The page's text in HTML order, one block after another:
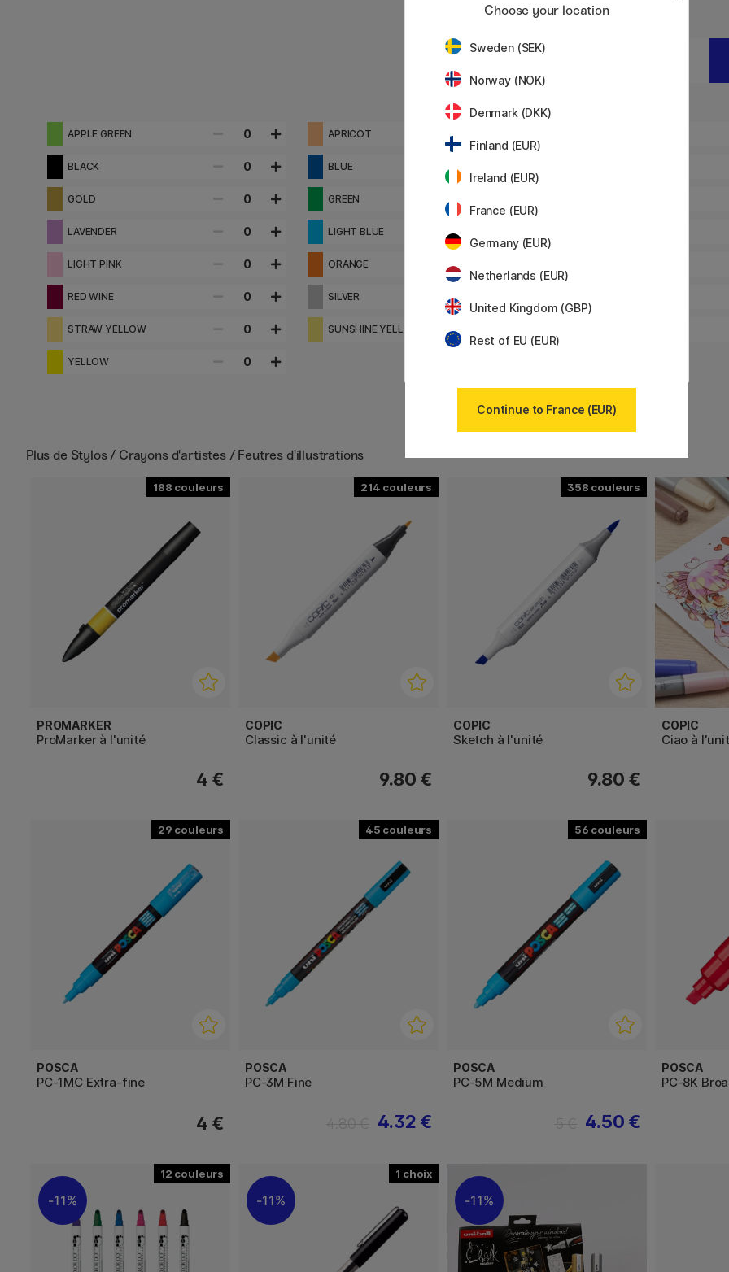
APPLE GREEN 0 APRICOT
BLACK 0 BLUE
GOLD 0 GREEN
LAVENDER 0 LIGHT BLUE
LIGHT PINK 0 ORANGE
RED WINE 0 SILVER
STRAW YELLOW 0 SUNSHINE YELLOW
YELLOW 0
Plus de Stylos / Crayons d'artistes / Feutres d'illustrations
188
PROMARKER
ProMarker à l'unité
4 €
214
COPIC
Classic à l'unité
9.80 €
358
COPIC
Sketch à l'unité
9.80 €
COPIC
Ciao à
29
POSCA
PC-1MC Extra-fine
4 €
45
POSCA
PC-3M Fine
4.32 €
56
POSCA
PC-5M Medium
4.50 €
POSCA
PC-8K
12
11%
1
11% 11%
Choose your location
Sweden (SEK)
Norway (NOK)
Denmark (DKK)
Finland (EUR)
Ireland (EUR)
France (EUR)
Germany (EUR)
Netherlands (EUR)
United Kingdom (GBP)
Rest of EU (EUR)
Continue to France (EUR)